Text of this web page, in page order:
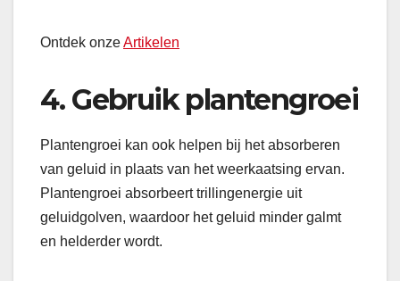
Ontdek onzeArtikelen
4. Gebruik plantengroei
Plantengroei kan ook helpen bij het absorberen
van geluid in plaats van het weerkaatsing ervan.
Plantengroei absorbeert trillingenergie uit
geluidgolven, waardoor het geluid minder galmt
en helderder wordt.